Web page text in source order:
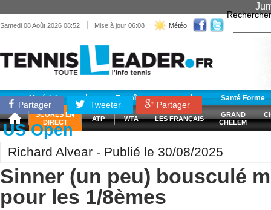
Samedi 08 Août 2026 08:52 | Mise à jour 06:08 Météo
Rechercher
Matériel Entraînement Santé Forme
SCORES EN
DIRECT
ATP WTA LES FRANÇAIS
GRAND
CHELEM
Partager Tweeter Partager
US Open
Richard Alvear - Publié le 30/08/2025
Sinner (un peu) bousculé
pour les 1/8èmes